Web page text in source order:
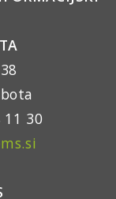
11 30